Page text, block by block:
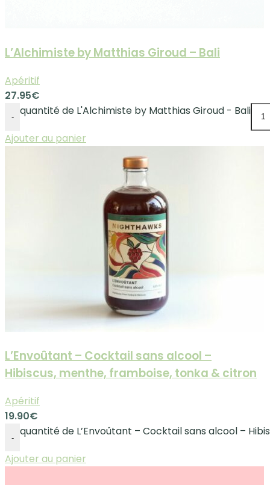
L’Alchimiste by Matthias Giroud – Bali
Apéritif
27.95€
-
quantité de L'Alchimiste by Matthias Giroud - Bali
Ajouter au panier
L’Envoûtant – Cocktail sans alcool –
Hibiscus, menthe, framboise, tonka & citron
Apéritif
19.90€
-
quantité de L’Envoûtant – Cocktail sans alcool –
Ajouter au panier